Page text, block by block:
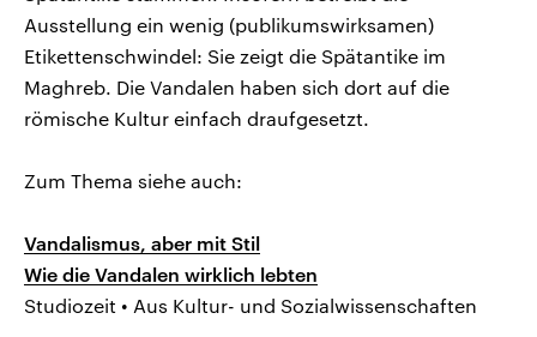
Ausstellung ein wenig (publikumswirksamen)
Etikettenschwindel: Sie zeigt die Spätantike im
Maghreb. Die Vandalen haben sich dort auf die
römische Kultur einfach draufgesetzt.
Zum Thema siehe auch:
Vandalismus, aber mit Stil
Wie die Vandalen wirklich lebten
Studiozeit • Aus Kultur- und Sozialwissenschaften